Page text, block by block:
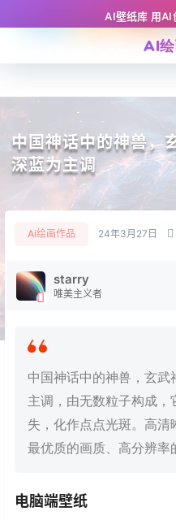
AI壁纸库 用AI
AI
中国神话中的神兽，
深蓝为主调
Ai绘画作品 24年3月27日
starry
唯美主义者
中国神话中的神兽，玄武
主调，由无数粒子构成，
失，化作点点光斑。高清
最优质的画质、高分辨率
电脑端壁纸